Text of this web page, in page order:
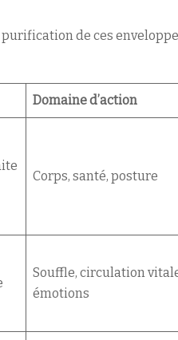
de ces
Domaine d’action
Corps, santé, posture
Souffle, circulation
émotions